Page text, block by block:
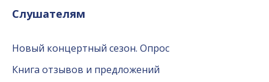
Слушателям
Новый концертный сезон. Опрос
Книга отзывов и предложений